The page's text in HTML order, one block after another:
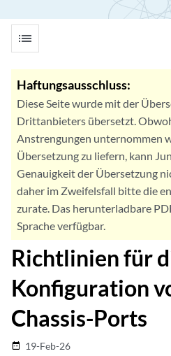
list
Haftungsausschluss:
Diese Seite wurde mit der
Drittanbieters übersetzt.
Anstrengungen unternommen
Übersetzung zu liefern, kann
Genauigkeit der Übersetzung
daher im Zweifelsfall bitte die
zurate. Das herunterladbare
Sprache verfügbar.
Richtlinien für
Konfiguration
Chassis-Ports
date_range 19-Feb-26